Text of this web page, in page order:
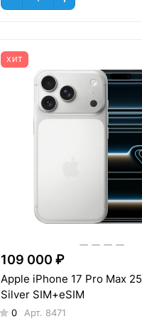
ХИТ
109 000 ₽
Apple iPhone 17 Pro Max
Silver SIM+eSIM
0 Арт. 8471